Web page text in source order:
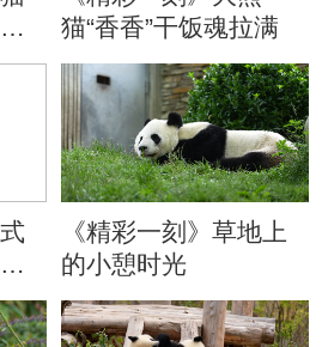
猫“香香”干饭魂拉满
《精彩一刻》草地上
的小憩时光